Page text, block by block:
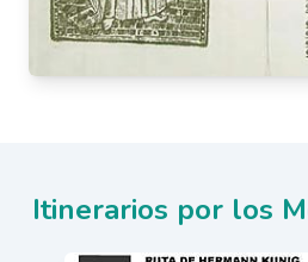
Itinerarios por los